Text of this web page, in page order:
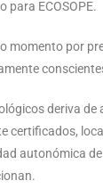
para ECOSOPE.
momento por
deriva
certificados,
autonómica